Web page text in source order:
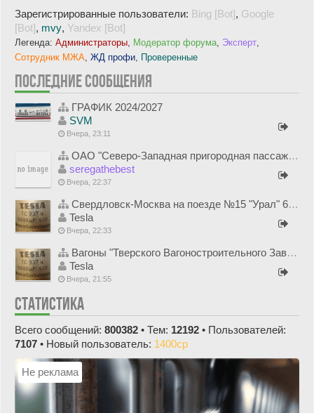
Зарегистрированные пользователи: Bing [Bot], Google
[Bot], mvy, Yandex [Bot]
Легенда: Администраторы, Модератор форума, Эксперт,
Сотрудник МЖА, ЖД профи, Проверенные
ПОСЛЕДНИЕ СООБЩЕНИЯ
ГРАФИК 2024/2027
SVM
Вчера, 23:11
ОАО "Северо-Западная пригородная пассажирская компания"
seregathebest
Вчера, 22:37
Свердловск-Москва на поезде №15 "Урал" 6-7 августа 1995 года
Tesla
Вчера, 22:33
Вагоны "Тверского Вагоностроительного Завода" (ОАО "ТВЗ")
Tesla
Вчера, 21:55
СТАТИСТИКА
Всего сообщений: 800382 • Тем: 12192 • Пользователей:
7107 • Новый пользователь: 1400cp
Не реклама